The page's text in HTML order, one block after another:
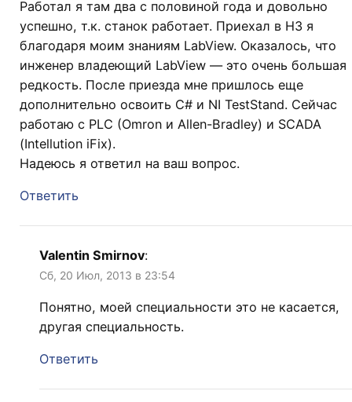
Работал я там два с половиной года и довольно
успешно, т.к. станок работает. Приехал в НЗ я
благодаря моим знаниям LabView. Оказалось, что
инженер владеющий LabView — это очень большая
редкость. После приезда мне пришлось еще
дополнительно освоить C# и NI TestStand. Сейчас
работаю с PLC (Omron и Allen-Bradley) и SCADA
(Intellution iFix).
Надеюсь я ответил на ваш вопрос.
Ответить
Valentin Smirnov:
Сб, 20 Июл, 2013 в 23:54
Понятно, моей специальности это не касается,
другая специальность.
Ответить